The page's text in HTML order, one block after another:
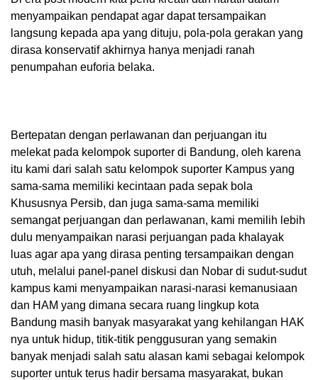
menyampaikan pendapat agar dapat tersampaikan
langsung kepada apa yang dituju, pola-pola gerakan yang
dirasa konservatif akhirnya hanya menjadi ranah
penumpahan euforia belaka.
‎Bertepatan dengan perlawanan dan perjuangan itu
melekat pada kelompok suporter di Bandung, oleh karena
itu kami dari salah satu kelompok suporter Kampus yang
sama-sama memiliki kecintaan pada sepak bola
Khususnya Persib, dan juga sama-sama memiliki
semangat perjuangan dan perlawanan, kami memilih lebih
dulu menyampaikan narasi perjuangan pada khalayak
luas agar apa yang dirasa penting tersampaikan dengan
utuh, melalui panel-panel diskusi dan Nobar di sudut-sudut
kampus kami menyampaikan narasi-narasi kemanusiaan
dan HAM yang dimana secara ruang lingkup kota
Bandung masih banyak masyarakat yang kehilangan HAK
nya untuk hidup, titik-titik penggusuran yang semakin
banyak menjadi salah satu alasan kami sebagai kelompok
suporter untuk terus hadir bersama masyarakat, bukan